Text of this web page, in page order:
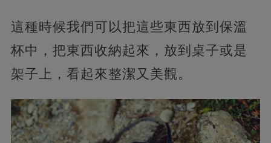
這種時候我們可以把這些東西放到保溫
杯中，把東西收納起來，放到桌子或是
架子上，看起來整潔又美觀。